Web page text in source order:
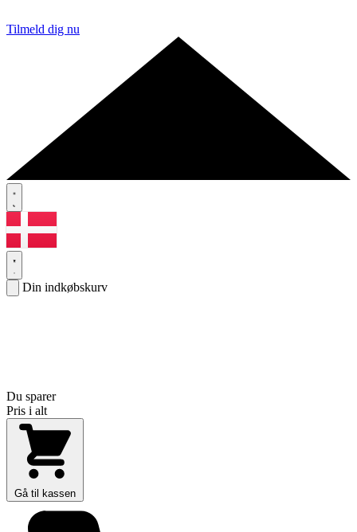
Tilmeld dig nu
Din indkøbskurv
Du sparer
Pris i alt
Gå til kassen